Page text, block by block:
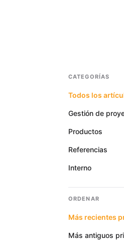
CATEGORÍAS
Todos los
Gestión de
Productos
Referencias
Interno
ORDENAR
Más recientes
Más antiguos